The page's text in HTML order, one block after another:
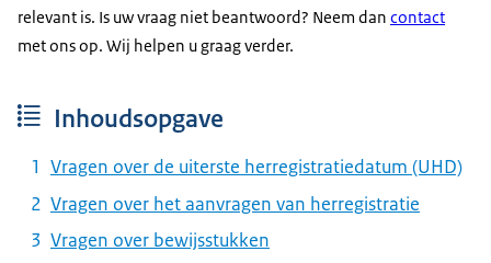
relevant is. Is uw vraag niet beantwoord? Neem dan contact
met ons op. Wij helpen u graag verder.
Inhoudsopgave
Vragen over de uiterste herregistratiedatum (UHD)
Vragen over het aanvragen van herregistratie
Vragen over bewijsstukken